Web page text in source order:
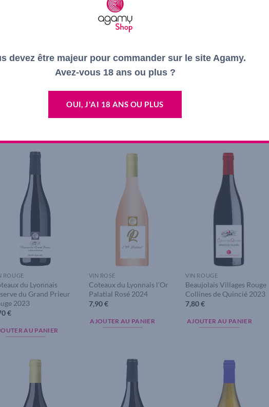
VIN BLANC
8,40€
ROUGE
du Lyonnais
du Grand Prieur
2023
€
AU PANIER
VIN ROSÉ
Coteaux du Lyonnais l’Or
Palatial Rosé 2024
7,90€
AJOUTER AU PANIER
VIN ROUGE
Beaujolais Villages Rouge
Collines de Quincié 2023
7,80€
AJOUTER AU PANIER
devez être majeur pour commander sur le site Agamy.
Avez-vous 18 ans ou plus ?
OUI, J'AI 18 ANS OU PLUS